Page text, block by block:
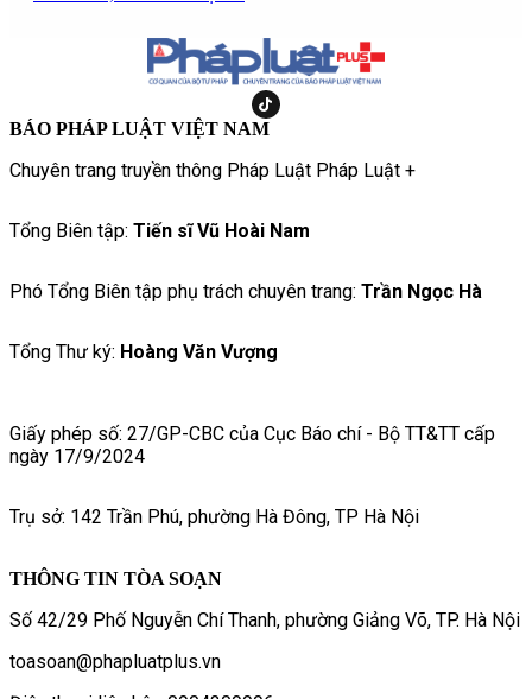
BÁO PHÁP LUẬT VIỆT NAM
Chuyên trang truyền thông Pháp Luật Pháp Luật +
Tổng Biên tập: Tiến sĩ Vũ Hoài Nam
Phó Tổng Biên tập phụ trách chuyên trang: Trần Ngọc Hà
Tổng Thư ký: Hoàng Văn Vượng
Giấy phép số: 27/GP-CBC của Cục Báo chí - Bộ TT&TT cấp
ngày 17/9/2024
Trụ sở: 142 Trần Phú, phường Hà Đông, TP Hà Nội
THÔNG TIN TÒA SOẠN
Số 42/29 Phố Nguyễn Chí Thanh, phường Giảng Võ, TP. Hà Nội
toasoan@phapluatplus.vn